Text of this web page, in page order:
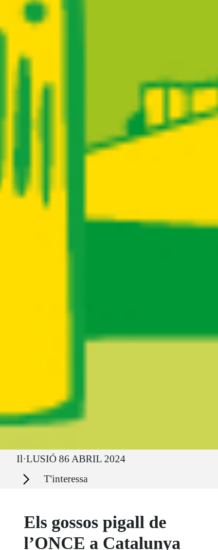
Ruta del sitio
Il·LUSIÓ 86 ABRIL 2024
Secciones T'interessa
Els gossos pigall de
l’ONCE a Catalunya